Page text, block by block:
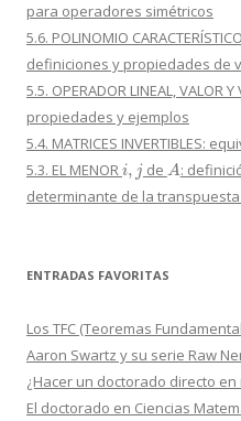
para operadores simétricos
5.6. POLINOMIO
definiciones y propiedades de
5.5. OPERADOR LINEAL, VALOR
propiedades y ejemplos
5.4. MATRICES INVERTIBLES:
5.3. EL MENORi,j de A:
determinante de la
ENTRADAS FAVORITAS
Los TFC (Teoremas
Aaron Swartz y su serie Raw
¿Hacer un doctorado directo
El doctorado en Ciencias